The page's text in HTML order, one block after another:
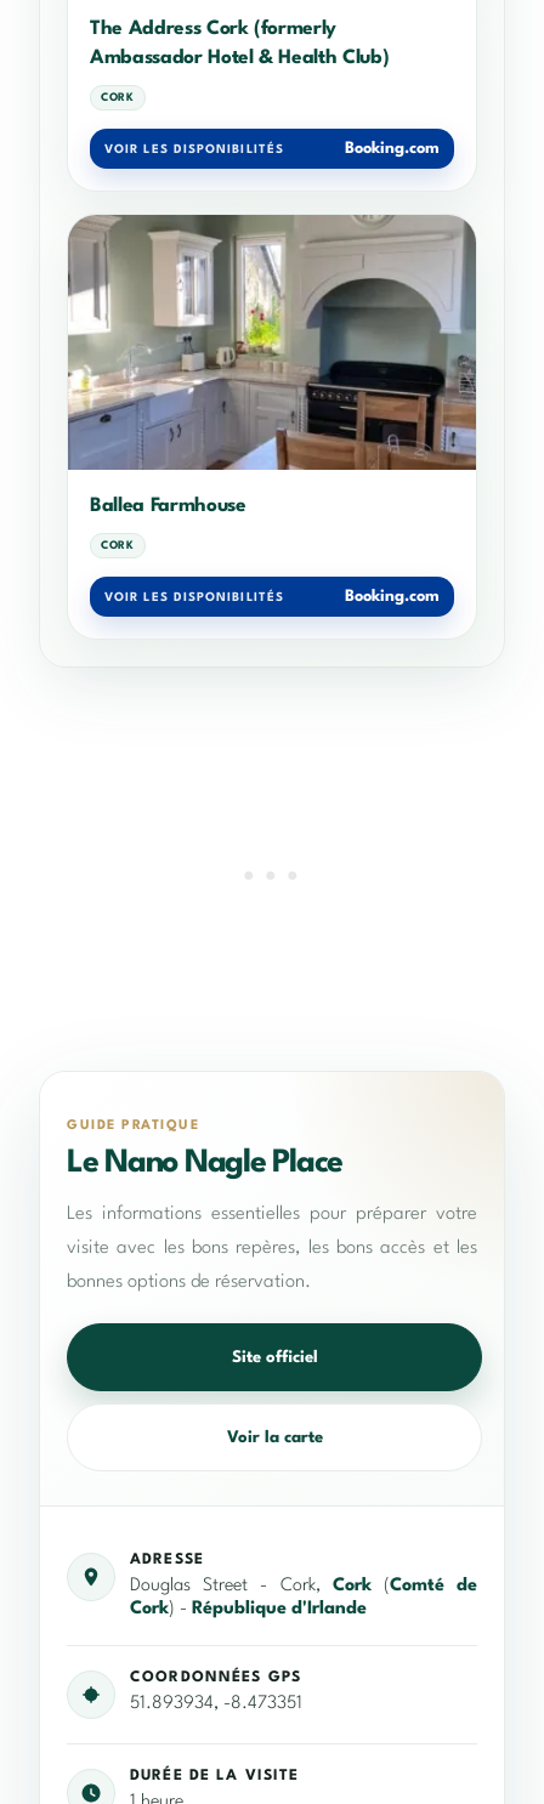
The Address Cork (formerly
Ambassador Hotel & Health Club)
CORK
VOIR LES DISPONIBILITÉS Booking.com
Ballea Farmhouse
CORK
VOIR LES DISPONIBILITÉS Booking.com
GUIDE PRATIQUE
Le Nano Nagle Place
Les informations essentielles pour préparer votre
visite avec les bons repères, les bons accès et les
bonnes options de réservation.
Site officiel
Voir la carte
ADRESSE
Douglas Street - Cork, Cork(Comté de
Cork) - République d'Irlande
COORDONNÉES GPS
51.893934, -8.473351
DURÉE DE LA VISITE